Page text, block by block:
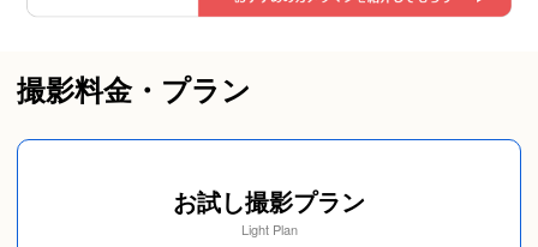
撮影料金・プラン
お試し撮影プラン
Light Plan